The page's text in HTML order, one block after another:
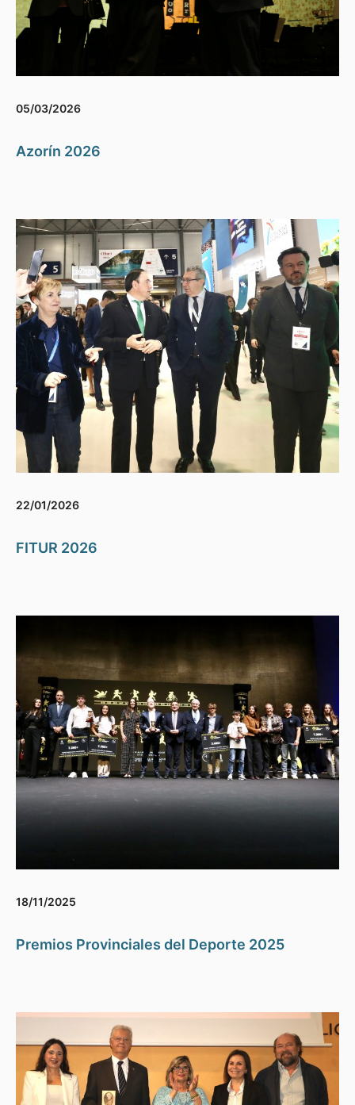
05/03/2026
Azorín 2026
22/01/2026
FITUR 2026
18/11/2025
Premios Provinciales del Deporte 2025